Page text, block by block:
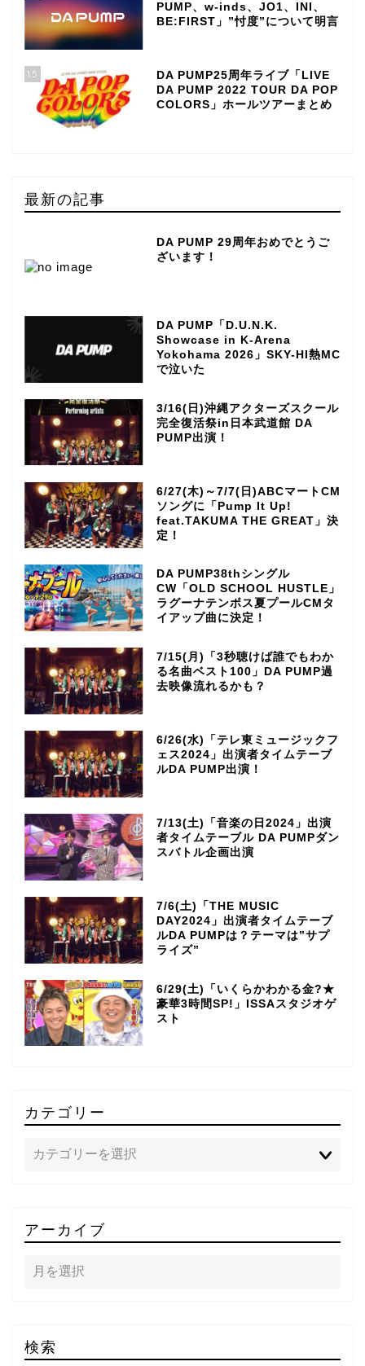
PUMP、w-inds、JO1、INI、
BE:FIRST」”忖度”について明言
15
DA PUMP25周年ライブ「LIVE
DA PUMP 2022 TOUR DA POP
COLORS」ホールツアーまとめ
最新の記事
DA PUMP 29周年おめでとうご
ざいます！
DA PUMP「D.U.N.K.
Showcase in K-Arena
Yokohama 2026」SKY-HI熱MC
で泣いた
3/16(日)沖縄アクターズスクール
完全復活祭in日本武道館 DA
PUMP出演！
6/27(木)～7/7(日)ABCマートCM
ソングに「Pump It Up!
feat.TAKUMA THE GREAT」決
定！
DA PUMP38thシングル
CW「OLD SCHOOL HUSTLE」
ラグーナテンボス夏プールCMタ
イアップ曲に決定！
7/15(月)「3秒聴けば誰でもわか
る名曲ベスト100」DA PUMP過
去映像流れるかも？
6/26(水)「テレ東ミュージックフ
ェス2024」出演者タイムテーブ
ルDA PUMP出演！
7/13(土)「音楽の日2024」出演
者タイムテーブル DA PUMPダン
スバトル企画出演
7/6(土)「THE MUSIC
DAY2024」出演者タイムテーブ
ルDA PUMPは？テーマは”サプ
ライズ”
6/29(土)「いくらかわかる金?★
豪華3時間SP!」ISSAスタジオゲ
スト
カテゴリー
アーカイブ
検索
～DA PUMP YORIの晴れ